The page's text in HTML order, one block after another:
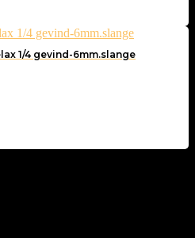
1/4 gevind-6mm.slange